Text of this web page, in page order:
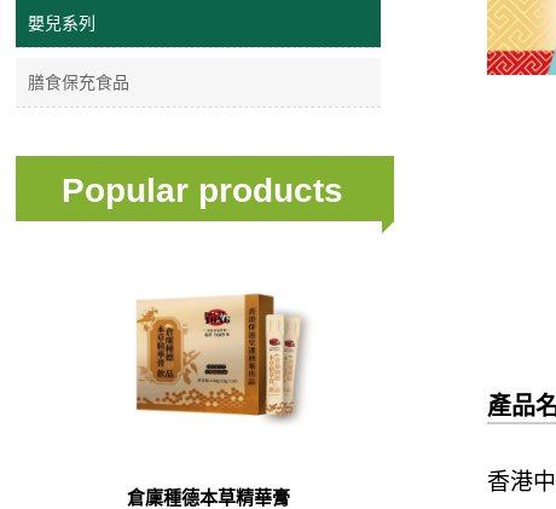
嬰兒系列
膳食保充食品
Popular products
倉廩種德本草精華膏
產品
香港